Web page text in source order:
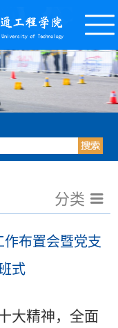
分类
作布置会暨党支
式
大精神，全面